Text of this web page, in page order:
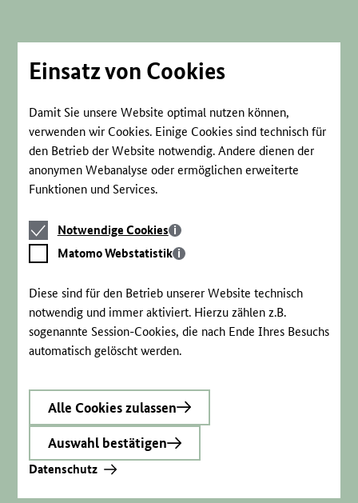
Einsatz von Cookies
Damit Sie unsere Website optimal nutzen können,
verwenden wir Cookies. Einige Cookies sind technisch für
den Betrieb der Website notwendig. Andere dienen der
anonymen Webanalyse oder ermöglichen erweiterte
Funktionen und Services.
Notwendige
Cookies
Notwendige Cookies
Matomo
Webstatistik
Matomo Webstatistik
Diese sind für den Betrieb unserer Website technisch
notwendig und immer aktiviert. Hierzu zählen z.B.
sogenannte Session-Cookies, die nach Ende Ihres Besuchs
automatisch gelöscht werden.
Alle Cookies zulassen
Auswahl bestätigen
Datenschutz